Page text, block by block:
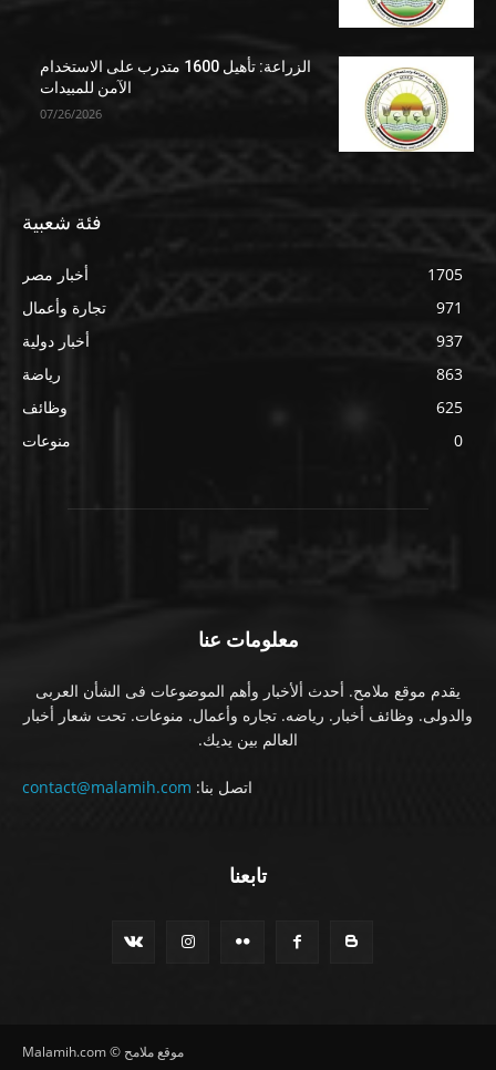
الزراعة: تأهيل 1600 متدرب على الاستخدام
الآمن للمبيدات
07/26/2026
فئة شعبية
أخبار مصر
1705
تجارة وأعمال
971
أخبار دولية
937
رياضة
863
وظائف
625
منوعات
0
معلومات عنا
يقدم موقع ملامح. أحدث ألأخبار وأهم الموضوعات فى الشأن العربى
والدولى. وظائف أخبار. رياضه. تجاره وأعمال. منوعات. تحت شعار أخبار
العالم بين يديك.
اتصل بنا: contact@malamih.com
تابعنا
موقع ملامح © Malamih.com